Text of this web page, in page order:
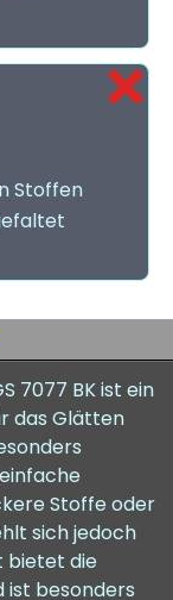
Stoffen
7077 BK ist ein
das Glätten
Stoffe oder
sich jedoch
bietet die
ist besonders